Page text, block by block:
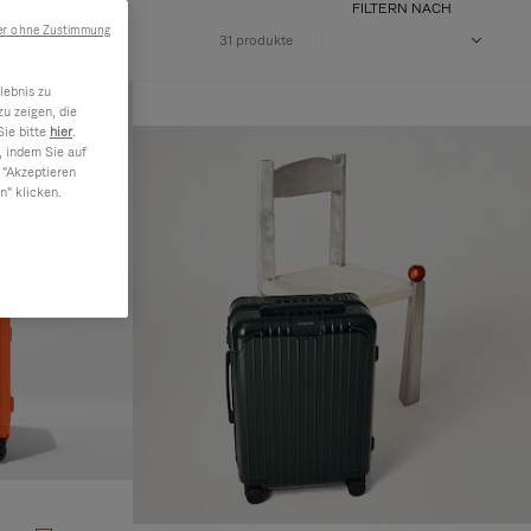
31 produkte
FILTERN NACH
zu
zeigen, die
bitte hier.
indem Sie auf
klicken.
ohne Zustimmung